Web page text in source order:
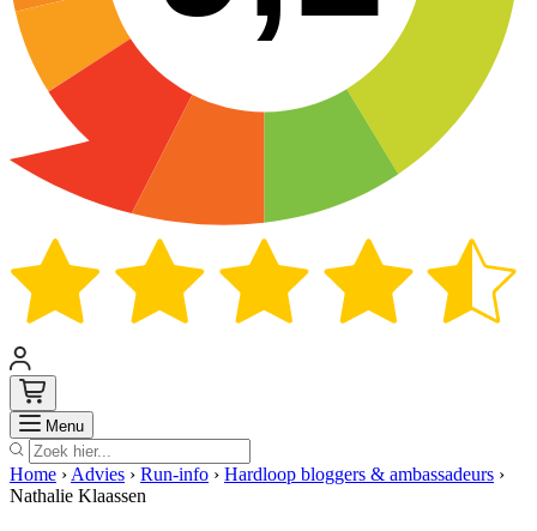
Menu Zoek
Home › Advies › Run-info › Hardloop bloggers & ambassadeurs ›
Nathalie Klaassen